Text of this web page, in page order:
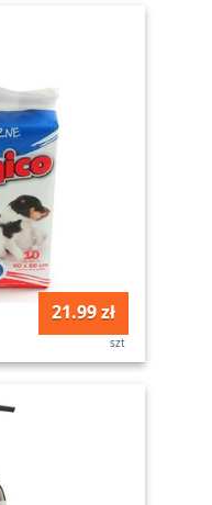
21.99 zł
szt